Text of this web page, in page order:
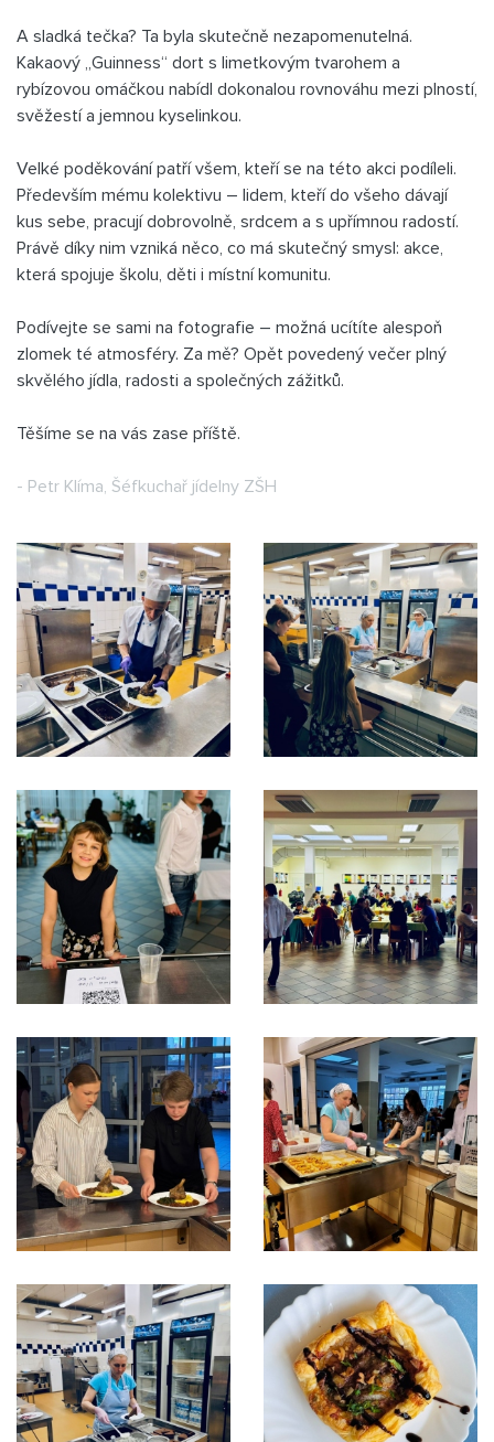
A sladká tečka? Ta byla skutečně nezapomenutelná.
Kakaový „Guinness“ dort s limetkovým tvarohem a
rybízovou omáčkou nabídl dokonalou rovnováhu mezi plností,
svěžestí a jemnou kyselinkou.
Velké poděkování patří všem, kteří se na této akci podíleli.
Především mému kolektivu – lidem, kteří do všeho dávají
kus sebe, pracují dobrovolně, srdcem a s upřímnou radostí.
Právě díky nim vzniká něco, co má skutečný smysl: akce,
která spojuje školu, děti i místní komunitu.
Podívejte se sami na fotografie – možná ucítíte alespoň
zlomek té atmosféry. Za mě? Opět povedený večer plný
skvělého jídla, radosti a společných zážitků.
Těšíme se na vás zase příště.
- Petr Klíma, Šéfkuchař jídelny ZŠH